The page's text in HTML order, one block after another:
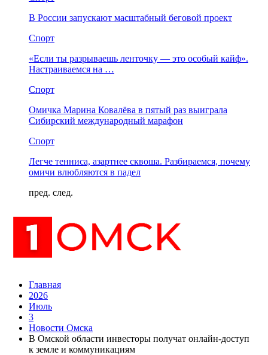
В России запускают масштабный беговой проект
Спорт
«Если ты разрываешь ленточку — это особый кайф».
Настраиваемся на …
Спорт
Омичка Марина Ковалёва в пятый раз выиграла
Сибирский международный марафон
Спорт
Легче тенниса, азартнее сквоша. Разбираемся, почему
омичи влюбляются в падел
пред. след.
Главная
2026
Июль
3
Новости Омска
В Омской области инвесторы получат онлайн-доступ
к земле и коммуникациям